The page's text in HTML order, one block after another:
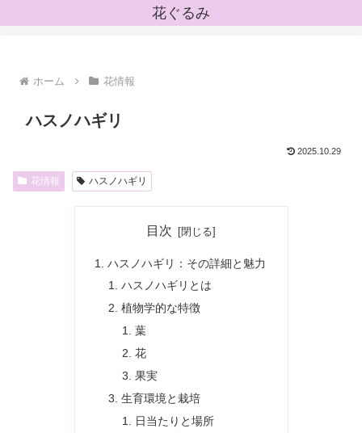
花ぐるみ
ホーム 花情報
ハスノハギリ
2025.10.29
花情報 ハスノハギリ
目次
ハスノハギリ：その詳細と魅力
ハスノハギリとは
植物学的な特徴
葉
花
果実
生育環境と栽培
日当たりと場所